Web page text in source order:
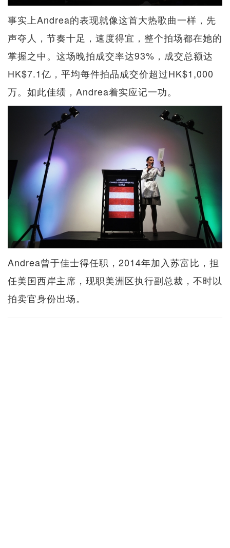
事实上Andrea的表现就像这首大热歌曲一样，先
声夺人，节奏十足，速度得宜，整个拍场都在她的
掌握之中。这场晚拍成交率达93%，成交总额达
HK$7.1亿，平均每件拍品成交价超过HK$1,000
万。如此佳绩，Andrea着实应记一功。
Andrea曾于佳士得任职，2014年加入苏富比，担
任美国西岸主席，现职美洲区执行副总裁，不时以
拍卖官身份出场。